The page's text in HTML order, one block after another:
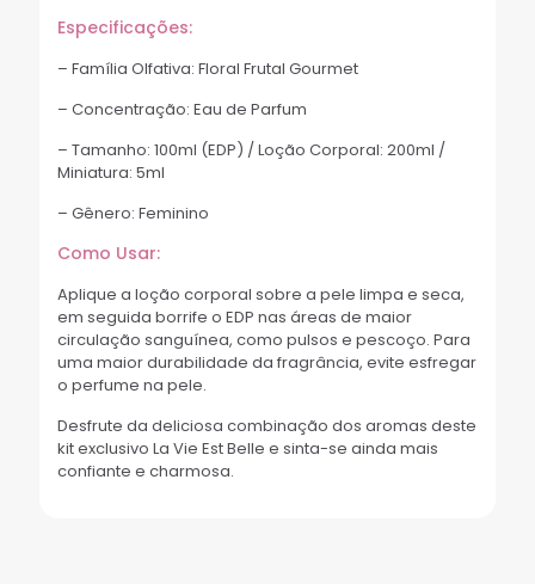
Especificações:
– Família Olfativa: Floral Frutal Gourmet
– Concentração: Eau de Parfum
– Tamanho: 100ml (EDP) / Loção Corporal: 200ml /
Miniatura: 5ml
– Gênero: Feminino
Como Usar:
Aplique a loção corporal sobre a pele limpa e seca,
em seguida borrife o EDP nas áreas de maior
circulação sanguínea, como pulsos e pescoço. Para
uma maior durabilidade da fragrância, evite esfregar
o perfume na pele.
Desfrute da deliciosa combinação dos aromas deste
kit exclusivo La Vie Est Belle e sinta-se ainda mais
confiante e charmosa.